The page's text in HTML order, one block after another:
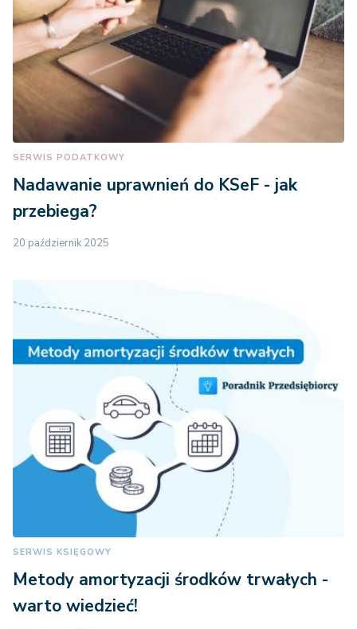
SERWIS PODATKOWY
Nadawanie uprawnień do KSeF - jak
przebiega?
20 październik 2025
SERWIS KSIĘGOWY
Metody amortyzacji środków trwałych -
warto wiedzieć!